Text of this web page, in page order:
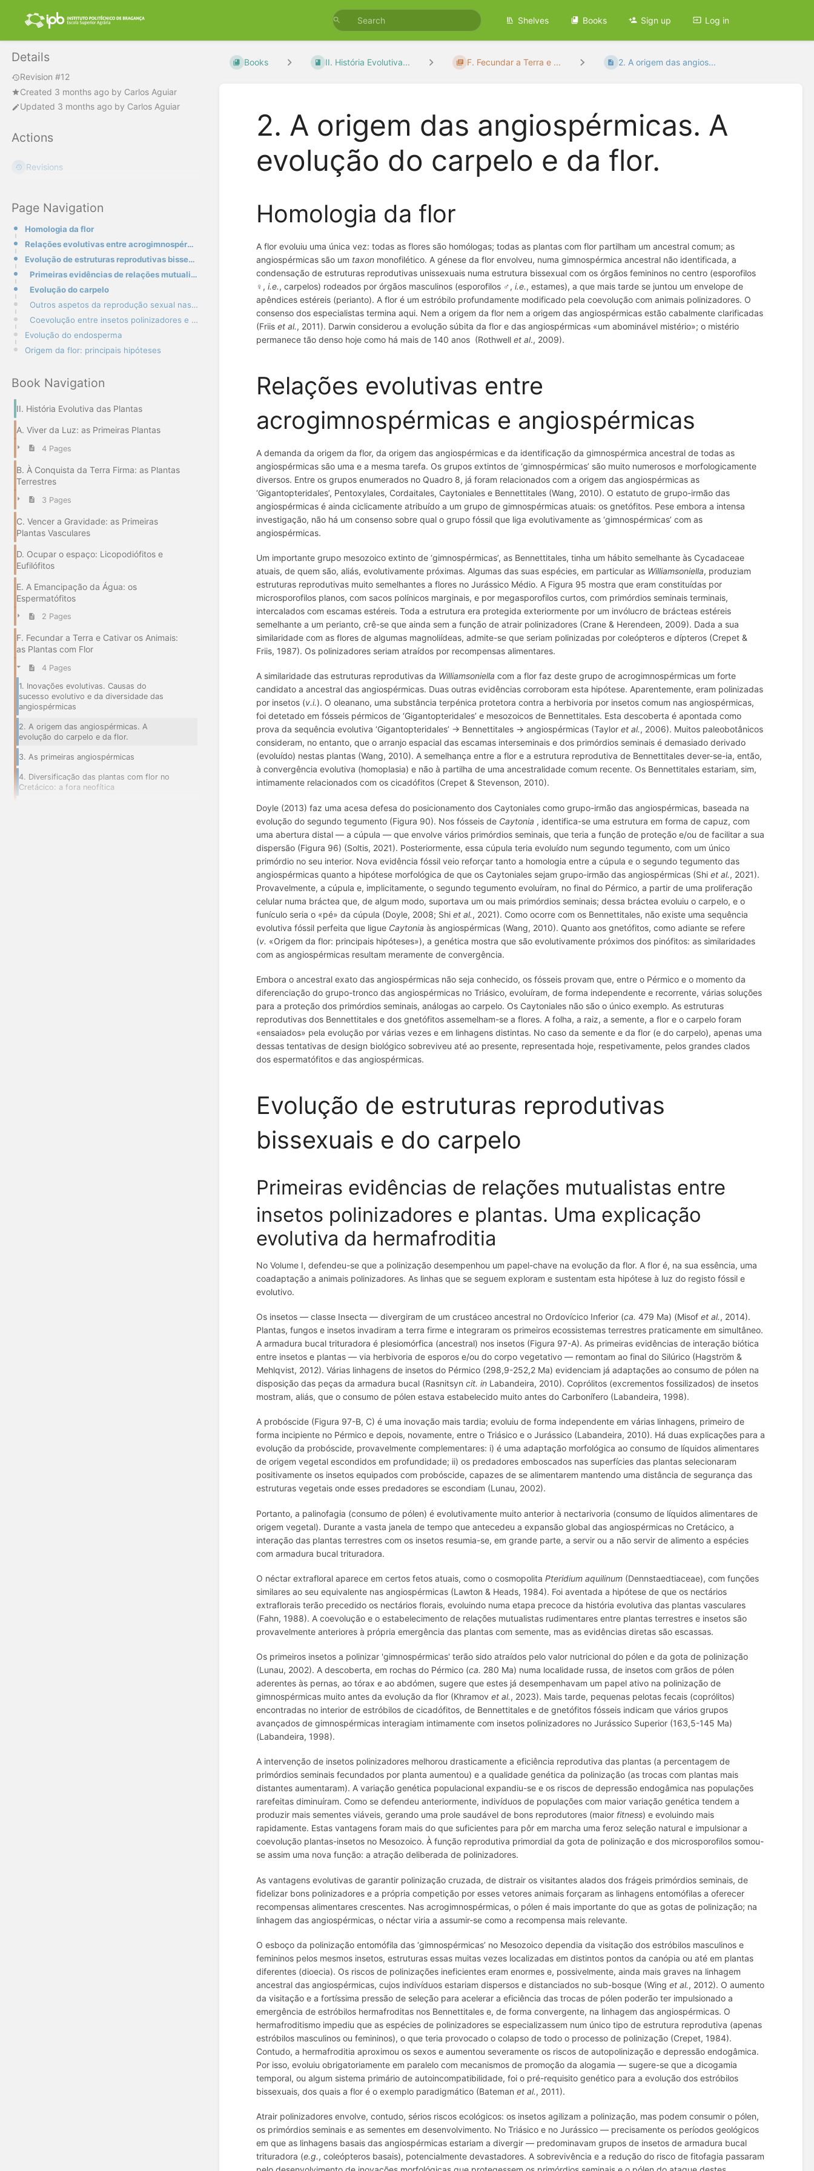
Shelves Books Sign up Log in
Details
Revision #12
Created 3 months ago by Carlos Aguiar
Updated 3 months ago by Carlos Aguiar
Actions
Revisions
Page Navigation
Homologia da flor
Relações evolutivas entre acrogimnospérmicas e angiospérmicas
Evolução de estruturas reprodutivas bissexuais e do carpelo
Primeiras evidências de relações mutualistas entre insetos polinizadores e plantas. Uma explicação e
Evolução do carpelo
Outros aspetos da reprodução sexual nas angiospérmicas
Coevolução entre insetos polinizadores e plantas com flor
Evolução do endosperma
Origem da flor: principais hipóteses
Book Navigation
II. História Evolutiva das Plantas
A. Viver da Luz: as Primeiras Plantas
4 Pages
B. À Conquista da Terra Firma: as Plantas
Terrestres
3 Pages
C. Vencer a Gravidade: as Primeiras
Plantas Vasculares
D. Ocupar o espaço: Licopodiófitos e
Eufilófitos
E. A Emancipação da Água: os
Espermatófitos
2 Pages
F. Fecundar a Terra e Cativar os Animais:
as Plantas com Flor
4 Pages
1. Inovações evolutivas. Causas do
sucesso evolutivo e da diversidade das
angiospérmicas
2. A origem das angiospérmicas. A
evolução do carpelo e da flor.
3. As primeiras angiospérmicas
4. Diversificação das plantas com flor no
Cretácico: a fora neofítica
Books II. História Evolutiva... F. Fecundar a Terra e ... 2. A origem das angios...
2. A origem das angiospérmicas. A
evolução do carpelo e da flor.
Homologia da flor
A flor evoluiu uma única vez: todas as flores são homólogas; todas as plantas com flor partilham um ancestral comum; as
angiospérmicas são um taxon monofilético. A génese da flor envolveu, numa gimnospérmica ancestral não identificada, a
condensação de estruturas reprodutivas unissexuais numa estrutura bissexual com os órgãos femininos no centro (esporofilos
♀,i.e., carpelos) rodeados por órgãos masculinos (esporofilos ♂,i.e., estames), a que mais tarde se juntou um envelope de
apêndices estéreis (perianto). A flor é um estróbilo profundamente modificado pela coevolução com animais polinizadores. O
consenso dos especialistas termina aqui. Nem a origem da flor nem a origem das angiospérmicas estão cabalmente clarificadas
(Friiset al., 2011). Darwin considerou a evolução súbita da flor e das angiospérmicas «um abominável mistério»; o mistério
permanece tão denso hoje como há mais de 140 anos (Rothwellet al., 2009).
Relações evolutivas entre
acrogimnospérmicas e angiospérmicas
A demanda da origem da flor, da origem das angiospérmicas e da identificação da gimnospérmica ancestral de todas as
angiospérmicas são uma e a mesma tarefa. Os grupos extintos de ‘gimnospérmicas’ são muito numerosos e morfologicamente
diversos. Entre os grupos enumerados no Quadro 8, já foram relacionados com a origem das angiospérmicas as
‘Gigantopteridales’, Pentoxylales, Cordaitales, Caytoniales e Bennettitales (Wang, 2010). O estatuto de grupo-irmão das
angiospérmicas é ainda ciclicamente atribuído a um grupo de gimnospérmicas atuais: os gnetófitos. Pese embora a intensa
investigação, não há um consenso sobre qual o grupo fóssil que liga evolutivamente as ‘gimnospérmicas’ com as
angiospérmicas.
Um importante grupo mesozoico extinto de ‘gimnospérmicas’, as Bennettitales, tinha um hábito semelhante às Cycadaceae
atuais, de quem são, aliás, evolutivamente próximas. Algumas das suas espécies, em particular as Williamsoniella, produziam
estruturas reprodutivas muito semelhantes a flores no Jurássico Médio. A Figura 95 mostra que eram constituídas por
microsporofilos planos, com sacos polínicos marginais, e por megasporofilos curtos, com primórdios seminais terminais,
intercalados com escamas estéreis. Toda a estrutura era protegida exteriormente por um invólucro de brácteas estéreis
semelhante a um perianto, crê-se que ainda sem a função de atrair polinizadores (Crane & Herendeen, 2009). Dada a sua
similaridade com as flores de algumas magnoliídeas, admite-se que seriam polinizadas por coleópteros e dípteros (Crepet &
Friis, 1987). Os polinizadores seriam atraídos por recompensas alimentares.
A similaridade das estruturas reprodutivas da Williamsoniella com a flor faz deste grupo de acrogimnospérmicas um forte
candidato a ancestral das angiospérmicas. Duas outras evidências corroboram esta hipótese. Aparentemente, eram polinizadas
por insetos (v.i.). O oleanano, uma substância terpénica protetora contra a herbivoria por insetos comum nas angiospérmicas,
foi detetado em fósseis pérmicos de ‘Gigantopteridales’ e mesozoicos de Bennettitales. Esta descoberta é apontada como
prova da sequência evolutiva ‘Gigantopteridales’ → Bennettitales → angiospérmicas (Tayloret al., 2006). Muitos paleobotânicos
consideram, no entanto, que o arranjo espacial das escamas interseminais e dos primórdios seminais é demasiado derivado
(evoluído) nestas plantas (Wang, 2010). A semelhança entre a flor e a estrutura reprodutiva de Bennettitales dever-se-ia, então,
à convergência evolutiva (homoplasia) e não à partilha de uma ancestralidade comum recente. Os Bennettitales estariam, sim,
intimamente relacionados com os cicadófitos (Crepet & Stevenson, 2010).
Doyle (2013) faz uma acesa defesa do posicionamento dos Caytoniales como grupo-irmão das angiospérmicas, baseada na
evolução do segundo tegumento (Figura 90). Nos fósseis de Caytonia , identifica-se uma estrutura em forma de capuz, com
uma abertura distal — a cúpula — que envolve vários primórdios seminais, que teria a função de proteção e/ou de facilitar a sua
dispersão (Figura 96) (Soltis, 2021). Posteriormente, essa cúpula teria evoluído num segundo tegumento, com um único
primórdio no seu interior. Nova evidência fóssil veio reforçar tanto a homologia entre a cúpula e o segundo tegumento das
angiospérmicas quanto a hipótese morfológica de que os Caytoniales sejam grupo-irmão das angiospérmicas (Shiet al., 2021).
Provavelmente, a cúpula e, implicitamente, o segundo tegumento evoluíram, no final do Pérmico, a partir de uma proliferação
celular numa bráctea que, de algum modo, suportava um ou mais primórdios seminais; dessa bráctea evoluiu o carpelo, e o
funículo seria o «pé» da cúpula (Doyle, 2008; Shiet al., 2021). Como ocorre com os Bennettitales, não existe uma sequência
evolutiva fóssil perfeita que ligue Caytonia às angiospérmicas (Wang, 2010). Quanto aos gnetófitos, como adiante se refere
(v. «Origem da flor: principais hipóteses»), a genética mostra que são evolutivamente próximos dos pinófitos: as similaridades
com as angiospérmicas resultam meramente de convergência.
Embora o ancestral exato das angiospérmicas não seja conhecido, os fósseis provam que, entre o Pérmico e o momento da
diferenciação do grupo-tronco das angiospérmicas no Triásico, evoluíram, de forma independente e recorrente, várias soluções
para a proteção dos primórdios seminais, análogas ao carpelo. Os Caytoniales não são o único exemplo. As estruturas
reprodutivas dos Bennettitales e dos gnetófitos assemelham-se a flores. A folha, a raiz, a semente, a flor e o carpelo foram
«ensaiados» pela evolução por várias vezes e em linhagens distintas. No caso da semente e da flor (e do carpelo), apenas uma
dessas tentativas de design biológico sobreviveu até ao presente, representada hoje, respetivamente, pelos grandes clados
dos espermatófitos e das angiospérmicas.
Evolução de estruturas reprodutivas
bissexuais e do carpelo
Primeiras evidências de relações mutualistas entre
insetos polinizadores e plantas. Uma explicação
evolutiva da hermafroditia
No Volume I, defendeu-se que a polinização desempenhou um papel-chave na evolução da flor. A flor é, na sua essência, uma
coadaptação a animais polinizadores. As linhas que se seguem exploram e sustentam esta hipótese à luz do registo fóssil e
evolutivo.
Os insetos — classe Insecta — divergiram de um crustáceo ancestral no Ordovícico Inferior (ca. 479 Ma) (Misofet al., 2014).
Plantas, fungos e insetos invadiram a terra firme e integraram os primeiros ecossistemas terrestres praticamente em simultâneo.
A armadura bucal trituradora é plesiomórfica (ancestral) nos insetos (Figura 97-A). As primeiras evidências de interação biótica
entre insetos e plantas — via herbivoria de esporos e/ou do corpo vegetativo — remontam ao final do Silúrico (Hagström &
Mehlqvist, 2012). Várias linhagens de insetos do Pérmico (298,9-252,2 Ma) evidenciam já adaptações ao consumo de pólen na
disposição das peças da armadura bucal (Rasnitsyncit. in Labandeira, 2010). Coprólitos (excrementos fossilizados) de insetos
mostram, aliás, que o consumo de pólen estava estabelecido muito antes do Carbonífero (Labandeira, 1998).
A probóscide (Figura 97-B, C) é uma inovação mais tardia; evoluiu de forma independente em várias linhagens, primeiro de
forma incipiente no Pérmico e depois, novamente, entre o Triásico e o Jurássico (Labandeira, 2010). Há duas explicações para a
evolução da probóscide, provavelmente complementares: i) é uma adaptação morfológica ao consumo de líquidos alimentares
de origem vegetal escondidos em profundidade; ii) os predadores emboscados nas superfícies das plantas selecionaram
positivamente os insetos equipados com probóscide, capazes de se alimentarem mantendo uma distância de segurança das
estruturas vegetais onde esses predadores se escondiam (Lunau, 2002).
Portanto, a palinofagia (consumo de pólen) é evolutivamente muito anterior à nectarivoria (consumo de líquidos alimentares de
origem vegetal). Durante a vasta janela de tempo que antecedeu a expansão global das angiospérmicas no Cretácico, a
interação das plantas terrestres com os insetos resumia-se, em grande parte, a servir ou a não servir de alimento a espécies
com armadura bucal trituradora.
O néctar extrafloral aparece em certos fetos atuais, como o cosmopolitaPteridium aquilinum (Dennstaedtiaceae), com funções
similares ao seu equivalente nas angiospérmicas (Lawton & Heads, 1984). Foi aventada a hipótese de que os nectários
extraflorais terão precedido os nectários florais, evoluindo numa etapa precoce da história evolutiva das plantas vasculares
(Fahn, 1988). A coevolução e o estabelecimento de relações mutualistas rudimentares entre plantas terrestres e insetos são
provavelmente anteriores à própria emergência das plantas com semente, mas as evidências diretas são escassas.
Os primeiros insetos a polinizar 'gimnospérmicas' terão sido atraídos pelo valor nutricional do pólen e da gota de polinização
(Lunau, 2002). A descoberta, em rochas do Pérmico (ca. 280 Ma) numa localidade russa, de insetos com grãos de pólen
aderentes às pernas, ao tórax e ao abdómen, sugere que estes já desempenhavam um papel ativo na polinização de
gimnospérmicas muito antes da evolução da flor (Khramovet al., 2023). Mais tarde, pequenas pelotas fecais (coprólitos)
encontradas no interior de estróbilos de cicadófitos, de Bennettitales e de gnetófitos fósseis indicam que vários grupos
avançados de gimnospérmicas interagiam intimamente com insetos polinizadores no Jurássico Superior (163,5-145 Ma)
(Labandeira, 1998).
A intervenção de insetos polinizadores melhorou drasticamente a eficiência reprodutiva das plantas (a percentagem de
primórdios seminais fecundados por planta aumentou) e a qualidade genética da polinização (as trocas com plantas mais
distantes aumentaram). A variação genética populacional expandiu-se e os riscos de depressão endogâmica nas populações
rarefeitas diminuíram. Como se defendeu anteriormente, indivíduos de populações com maior variação genética tendem a
produzir mais sementes viáveis, gerando uma prole saudável de bons reprodutores (maior fitness) e evoluindo mais
rapidamente. Estas vantagens foram mais do que suficientes para pôr em marcha uma feroz seleção natural e impulsionar a
coevolução plantas-insetos no Mesozoico. À função reprodutiva primordial da gota de polinização e dos microsporofilos somou-
se assim uma nova função: a atração deliberada de polinizadores.
As vantagens evolutivas de garantir polinização cruzada, de distrair os visitantes alados dos frágeis primórdios seminais, de
fidelizar bons polinizadores e a própria competição por esses vetores animais forçaram as linhagens entomófilas a oferecer
recompensas alimentares crescentes. Nas acrogimnospérmicas, o pólen é mais importante do que as gotas de polinização; na
linhagem das angiospérmicas, o néctar viria a assumir-se como a recompensa mais relevante.
O esboço da polinização entomófila das ‘gimnospérmicas’ no Mesozoico dependia da visitação dos estróbilos masculinos e
femininos pelos mesmos insetos, estruturas essas muitas vezes localizadas em distintos pontos da canópia ou até em plantas
diferentes (dioecia). Os riscos de polinizações ineficientes eram enormes e, possivelmente, ainda mais graves na linhagem
ancestral das angiospérmicas, cujos indivíduos estariam dispersos e distanciados no sub-bosque (Winget al., 2012). O aumento
da visitação e a fortíssima pressão de seleção para acelerar a eficiência das trocas de pólen poderão ter impulsionado a
emergência de estróbilos hermafroditas nos Bennettitales e, de forma convergente, na linhagem das angiospérmicas. O
hermafroditismo impediu que as espécies de polinizadores se especializassem num único tipo de estrutura reprodutiva (apenas
estróbilos masculinos ou femininos), o que teria provocado o colapso de todo o processo de polinização (Crepet, 1984).
Contudo, a hermafroditia aproximou os sexos e aumentou severamente os riscos de autopolinização e depressão endogâmica.
Por isso, evoluiu obrigatoriamente em paralelo com mecanismos de promoção da alogamia — sugere-se que a dicogamia
temporal, ou algum sistema primário de autoincompatibilidade, foi o pré-requisito genético para a evolução dos estróbilos
bissexuais, dos quais a flor é o exemplo paradigmático (Batemanet al., 2011).
Atrair polinizadores envolve, contudo, sérios riscos ecológicos: os insetos agilizam a polinização, mas podem consumir o pólen,
os primórdios seminais e as sementes em desenvolvimento. No Triásico e no Jurássico — precisamente os períodos geológicos
em que as linhagens basais das angiospérmicas estariam a divergir — predominavam grupos de insetos de armadura bucal
trituradora (e.g., coleópteros basais), potencialmente devastadores. A sobrevivência e a redução do risco de fitofagia passaram